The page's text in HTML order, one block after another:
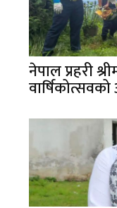
नेपाल प्रहरी